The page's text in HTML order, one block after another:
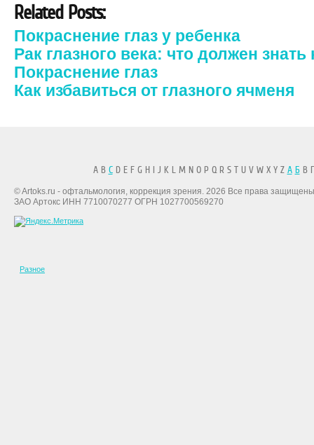
Related Posts:
Покраснение глаз у ребенка
Рак глазного века: что должен
Покраснение глаз
Как избавиться от глазного ячменя
A B CD E F G H I J K L M N O P Q R S T U V W X Y Z А БВ
© Artoks.ru - офтальмология, коррекция зрения. 2026 Все права
ЗАО Артокс ИНН 7710070277 ОГРН 1027700569270
Разное